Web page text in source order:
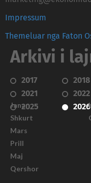
Impressum
Themeluar nga Faton
Arkivi i
2017 2018
2021
2022
2025
2026
Janar
Shkurt
Mars
Prill
Maj
Qershor